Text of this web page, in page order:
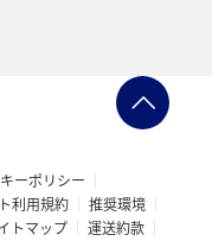
ーポリシー
利用規約
推奨環境
トマップ
運送約款